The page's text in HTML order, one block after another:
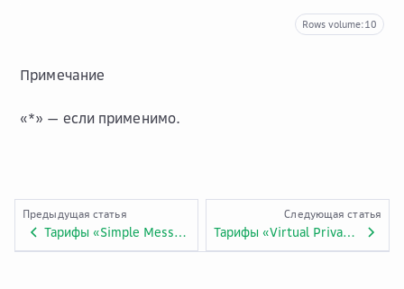
Rows volume:10
Примечание
«*» — если применимо.
Предыдущая статья
Тарифы «Simple Message Notification». Приложение №7.ADV.30.
Следующая статья
Тарифы «Virtual Private Network». Приложение №7.ADV.33.